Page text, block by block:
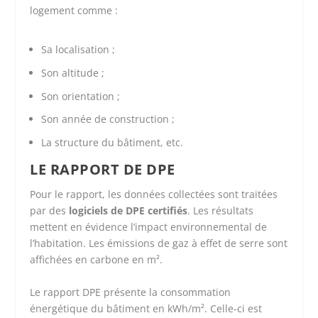
logement comme :
Sa localisation ;
Son altitude ;
Son orientation ;
Son année de construction ;
La structure du bâtiment, etc.
LE RAPPORT DE DPE
Pour le rapport, les données collectées sont traitées
par des logiciels de DPE certifiés. Les résultats
mettent en évidence l’impact environnemental de
l’habitation. Les émissions de gaz à effet de serre sont
affichées en carbone en m².
Le rapport DPE présente la consommation
énergétique du bâtiment en kWh/m². Celle-ci est